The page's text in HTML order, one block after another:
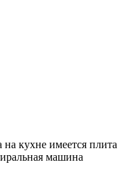
кухне имеется плита
машина